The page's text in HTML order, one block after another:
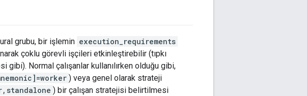
grubu, bir işlemin execution_requirements
çoklu görevli işçileri etkinleştirebilir (tıpkı
Normal çalışanlar kullanılırken olduğu gibi,
) veya genel olarak strateji
) bir çalışan stratejisi belirtilmesi